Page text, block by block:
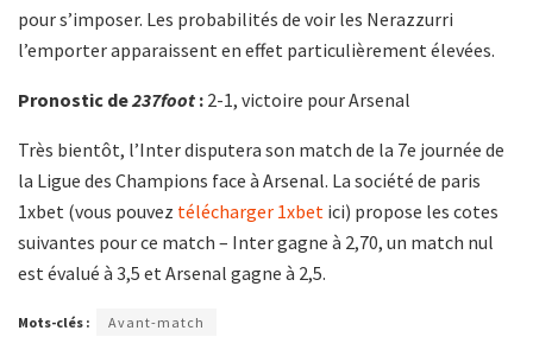
pour s’imposer. Les probabilités de voir les Nerazzurri
l’emporter apparaissent en effet particulièrement élevées.
Pronostic de237foot : 2-1, victoire pour Arsenal
Très bientôt, l’Inter disputera son match de la 7e journée de
la Ligue des Champions face à Arsenal. La société de paris
1xbet (vous pouvez télécharger 1xbet ici) propose les cotes
suivantes pour ce match – Inter gagne à 2,70, un match nul
est évalué à 3,5 et Arsenal gagne à 2,5.
Mots-clés : Avant-match